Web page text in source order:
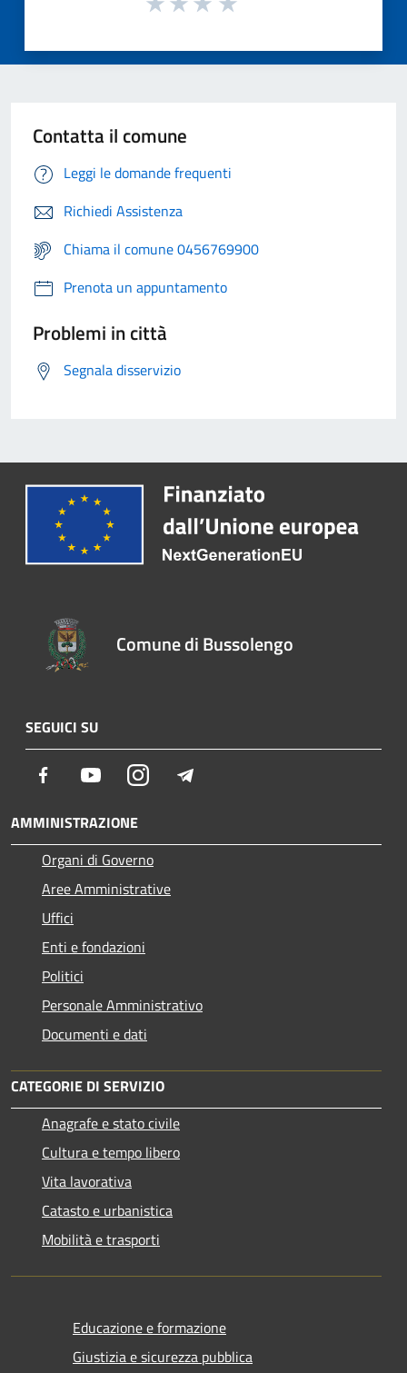
Contatta il comune
Leggi le domande frequenti
Richiedi Assistenza
Chiama il comune 0456769900
Prenota un appuntamento
Problemi in città
Segnala disservizio
Comune di Bussolengo
SEGUICI SU
Facebook YoutubeInstagram
AMMINISTRAZIONE
Organi di Governo
Aree Amministrative
Uffici
Enti e fondazioni
Politici
Personale Amministrativo
Documenti e dati
CATEGORIE DI SERVIZIO
Anagrafe e stato civile
Cultura e tempo libero
Vita lavorativa
Catasto e urbanistica
Mobilità e trasporti
Educazione e formazione
Giustizia e sicurezza pubblica